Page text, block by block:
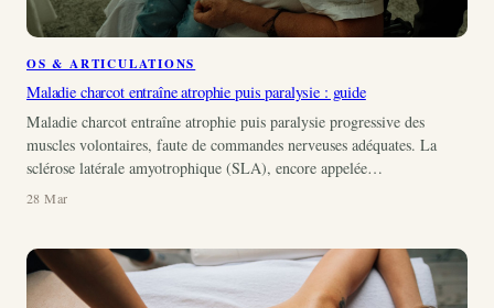
OS & ARTICULATIONS
Maladie charcot entraîne atrophie puis paralysie : guide
Maladie charcot entraîne atrophie puis paralysie progressive des
muscles volontaires, faute de commandes nerveuses adéquates. La
sclérose latérale amyotrophique (SLA), encore appelée…
28 Mar